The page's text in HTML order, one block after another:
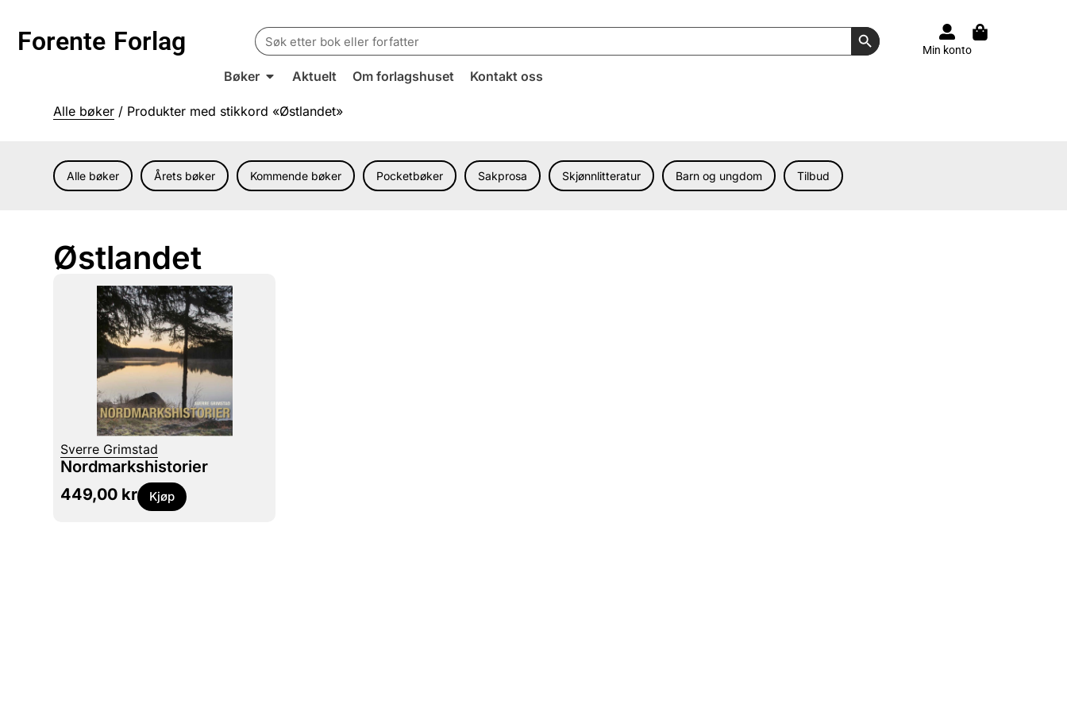
Forente Forlag
Search
for:
Search Button
Min konto
Bøker Aktuelt Om forlagshuset Kontakt oss
Alle bøker / Produkter med stikkord «Østlandet»
Alle bøker Årets bøker Kommende bøker Pocketbøker Sakprosa Skjønnlitteratur Barn og ungdom Tilbud
Østlandet
Sverre Grimstad
Nordmarkshistorier
449,00 kr Kjøp